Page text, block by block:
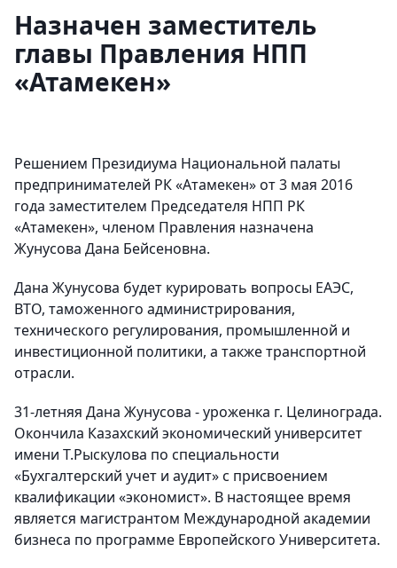
Назначен заместитель
главы Правления НПП
«Атамекен»
Решением Президиума Национальной палаты
предпринимателей РК «Атамекен» от 3 мая 2016
года заместителем Председателя НПП РК
«Атамекен», членом Правления назначена
Жунусова Дана Бейсеновна.
Дана Жунусова будет курировать вопросы ЕАЭС,
ВТО, таможенного администрирования,
технического регулирования, промышленной и
инвестиционной политики, а также транспортной
отрасли.
31-летняя Дана Жунусова - уроженка г. Целинограда.
Окончила Казахский экономический университет
имени Т.Рыскулова по специальности
«Бухгалтерский учет и аудит» с присвоением
квалификации «экономист». В настоящее время
является магистрантом Международной академии
бизнеса по программе Европейского Университета.